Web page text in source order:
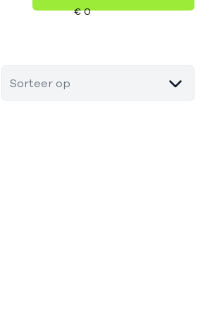
Sorteer op